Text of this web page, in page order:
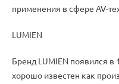
применения в сфере AV-
LUMIEN
Бренд LUMIEN появился в
хорошо известен как